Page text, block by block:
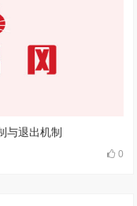
与退出机制
0